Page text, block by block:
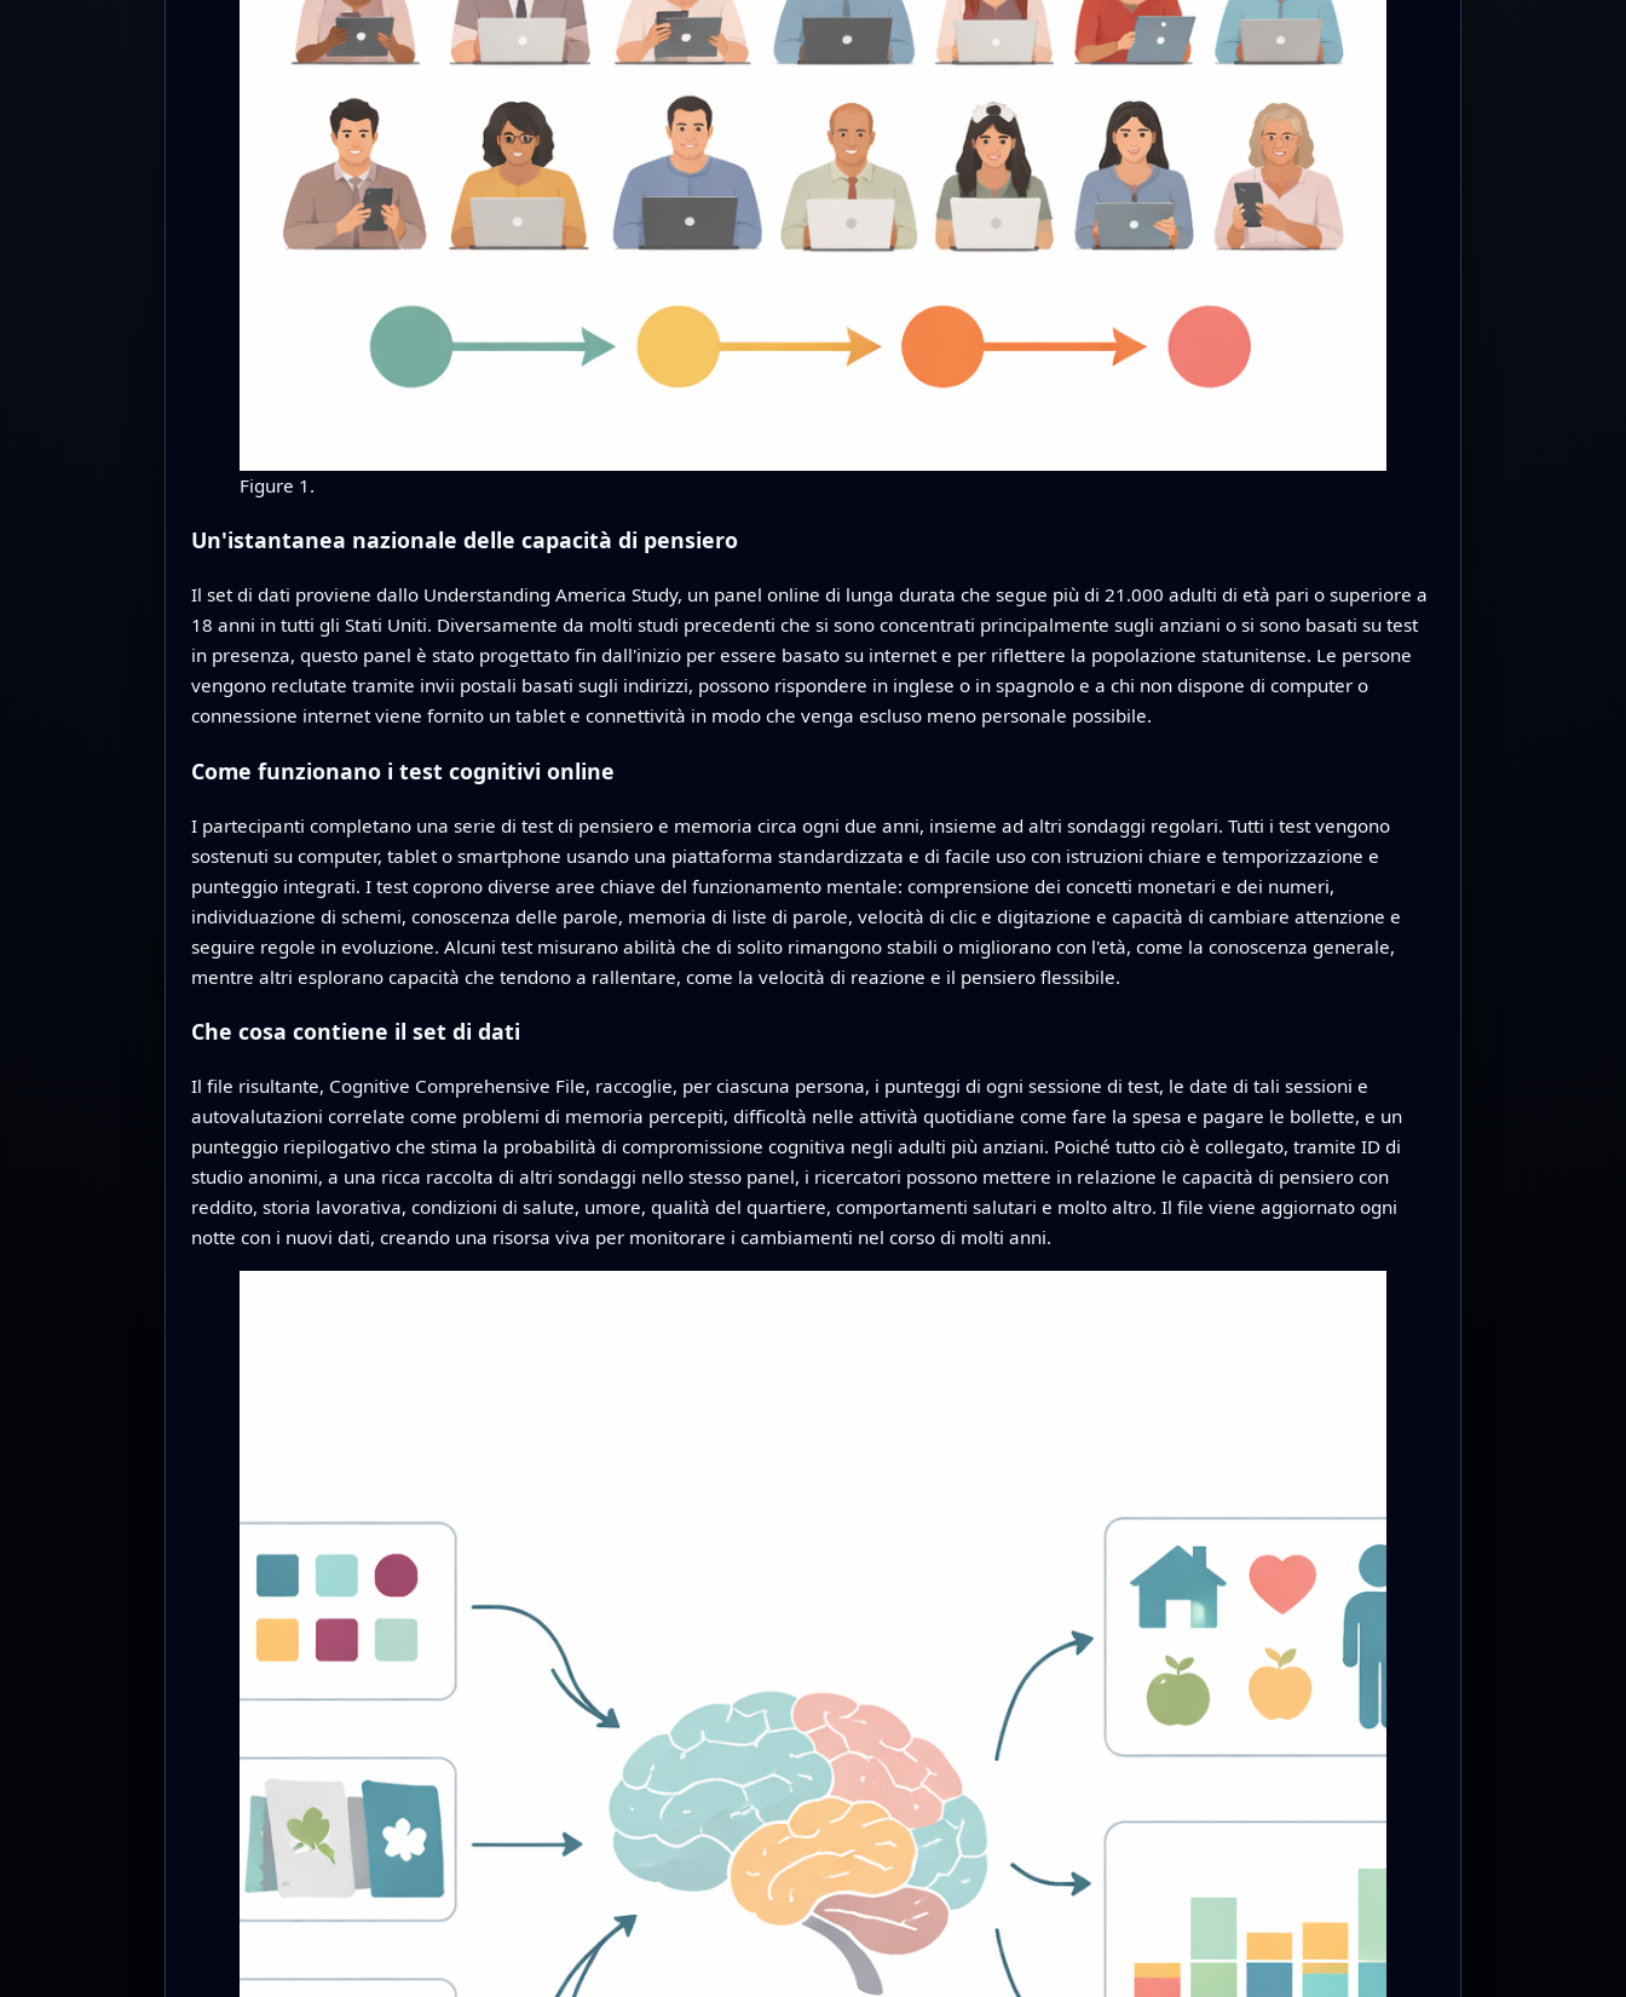
Figure 1.
Un'istantanea nazionale delle capacità di pensiero
Il set di dati proviene dallo Understanding America Study, un panel online di lunga durata che segue più di 21.000 adulti di età pari o superiore a
18 anni in tutti gli Stati Uniti. Diversamente da molti studi precedenti che si sono concentrati principalmente sugli anziani o si sono basati su test
in presenza, questo panel è stato progettato fin dall'inizio per essere basato su internet e per riflettere la popolazione statunitense. Le persone
vengono reclutate tramite invii postali basati sugli indirizzi, possono rispondere in inglese o in spagnolo e a chi non dispone di computer o
connessione internet viene fornito un tablet e connettività in modo che venga escluso meno personale possibile.
Come funzionano i test cognitivi online
I partecipanti completano una serie di test di pensiero e memoria circa ogni due anni, insieme ad altri sondaggi regolari. Tutti i test vengono
sostenuti su computer, tablet o smartphone usando una piattaforma standardizzata e di facile uso con istruzioni chiare e temporizzazione e
punteggio integrati. I test coprono diverse aree chiave del funzionamento mentale: comprensione dei concetti monetari e dei numeri,
individuazione di schemi, conoscenza delle parole, memoria di liste di parole, velocità di clic e digitazione e capacità di cambiare attenzione e
seguire regole in evoluzione. Alcuni test misurano abilità che di solito rimangono stabili o migliorano con l'età, come la conoscenza generale,
mentre altri esplorano capacità che tendono a rallentare, come la velocità di reazione e il pensiero flessibile.
Che cosa contiene il set di dati
Il file risultante, Cognitive Comprehensive File, raccoglie, per ciascuna persona, i punteggi di ogni sessione di test, le date di tali sessioni e
autovalutazioni correlate come problemi di memoria percepiti, difficoltà nelle attività quotidiane come fare la spesa e pagare le bollette, e un
punteggio riepilogativo che stima la probabilità di compromissione cognitiva negli adulti più anziani. Poiché tutto ciò è collegato, tramite ID di
studio anonimi, a una ricca raccolta di altri sondaggi nello stesso panel, i ricercatori possono mettere in relazione le capacità di pensiero con
reddito, storia lavorativa, condizioni di salute, umore, qualità del quartiere, comportamenti salutari e molto altro. Il file viene aggiornato ogni
notte con i nuovi dati, creando una risorsa viva per monitorare i cambiamenti nel corso di molti anni.